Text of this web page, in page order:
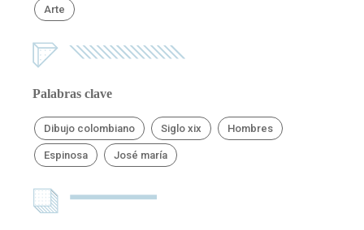
Arte
Palabras clave
Dibujo colombiano Siglo xix Hombres
Espinosa José maría